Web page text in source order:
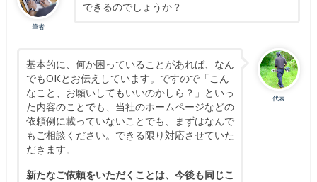
筆者
できるのでしょうか？
代表
基本的に、何か困っていることがあれば、なん
でもOKとお伝えしています。ですので「こん
なこと、お願いしてもいいのかしら？」といっ
た内容のことでも、当社のホームページなどの
依頼例に載っていないことでも、まずはなんで
もご相談ください。できる限り対応させていた
だきます。
新たなご依頼をいただくことは、今後も同じこ